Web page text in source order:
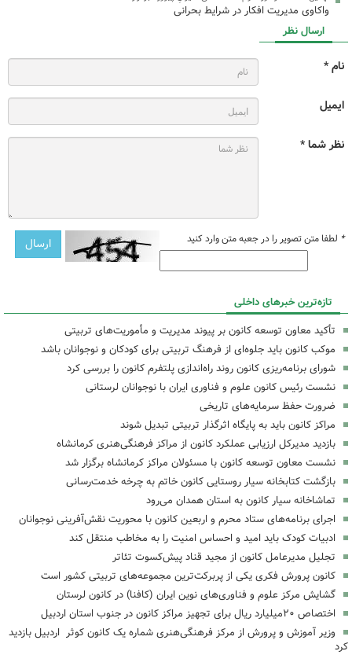
واکاوی مدیریت افکار در شرایط بحرانی
ارسال نظر
نام *
ایمیل
نظر شما *
* لطفا متن تصویر را در جعبه متن وارد کنید
تازه‌ترین خبرهای داخلی
تأکید معاون توسعه کانون بر پیوند مدیریت و مأموریت‌های تربیتی
موکب کانون باید جلوه‌ای از فرهنگ تربیتی برای کودکان و نوجوانان باشد
شورای برنامه‌ریزی کانون روند راه‌اندازی پلتفرم کانون را بررسی کرد
نشست رئیس کانون علوم و فناوری ایران با نوجوانان لرستانی
ضرورت حفظ سرمایه‌های تاریخی
مراکز کانون باید به پایگاه اثرگذار تربیتی تبدیل شوند
بازدید مدیرکل ارزیابی عملکرد کانون از مراکز فرهنگی‌هنری کرمانشاه
نشست معاون توسعه کانون با مسئولان مراکز کرمانشاه برگزار شد
بازگشت کتابخانه سیار روستایی کانون خاتم به چرخه خدمت‌رسانی
تماشاخانه سیار کانون به استان همدان می‌رود
اجرای برنامه‌های ستاد محرم و اربعین کانون با محوریت نقش‌آفرینی نوجوانان
ادبیات کودک باید امید و احساس امنیت را به مخاطب منتقل کند
تجلیل مدیرعامل کانون از مجید قناد پیش‌کسوت تئاتر
کانون پرورش فکری یکی از پربرکت‌ترین مجموعه‌های تربیتی کشور است
گشایش مرکز علوم و فناوری‌های نوین ایران (کافنا) در کانون لرستان
اختصاص ۲۰میلیارد ریال برای تجهیز مراکز کانون در جنوب استان اردبیل
وزیر آموزش و پرورش از مرکز فرهنگی‌هنری شماره یک کانون کوثر اردبیل بازدید
کرد